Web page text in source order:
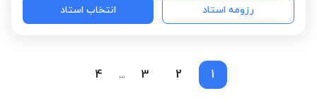
رزومه استاد انتخاب استاد
1
2
3
...
4